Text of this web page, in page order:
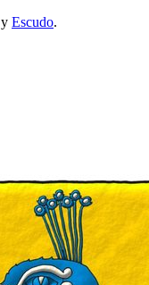
y Escudo.